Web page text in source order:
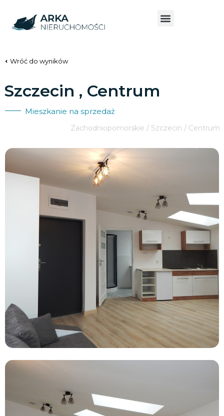
Wróć do wyników
Szczecin , Centrum
Mieszkanie na sprzedaż
Zachodniopomorskie / Szczecin / Centrum